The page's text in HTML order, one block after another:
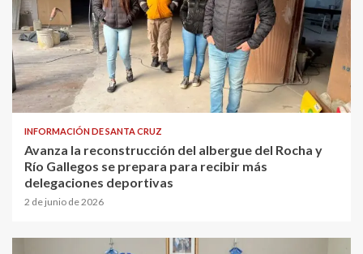
INFORMACIÓN DE SANTA CRUZ
Avanza la reconstrucción del albergue del Rocha y
Río Gallegos se prepara para recibir más
delegaciones deportivas
2 de junio de 2026